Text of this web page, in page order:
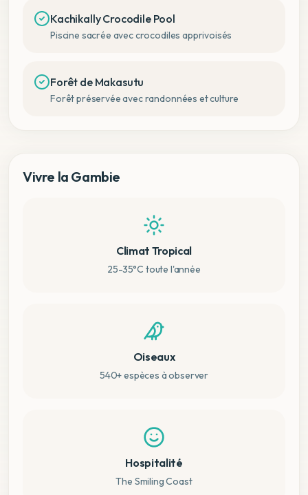
Kachikally Crocodile Pool
Piscine sacrée avec crocodiles apprivoisés
Forêt de Makasutu
Forêt préservée avec randonnées et culture
Vivre la Gambie
Climat Tropical
25-35°C toute l'année
Oiseaux
540+ espèces à observer
Hospitalité
The Smiling Coast